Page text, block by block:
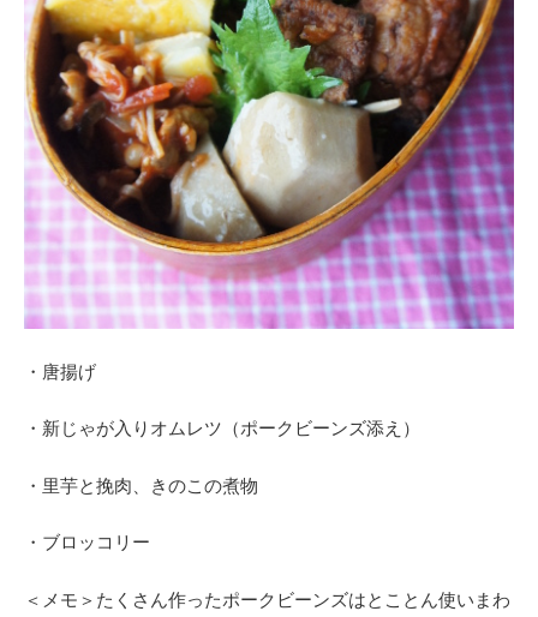
・唐揚げ
・新じゃが入りオムレツ（ポークビーンズ添え）
・里芋と挽肉、きのこの煮物
・ブロッコリー
＜メモ＞たくさん作ったポークビーンズはとことん使いまわ